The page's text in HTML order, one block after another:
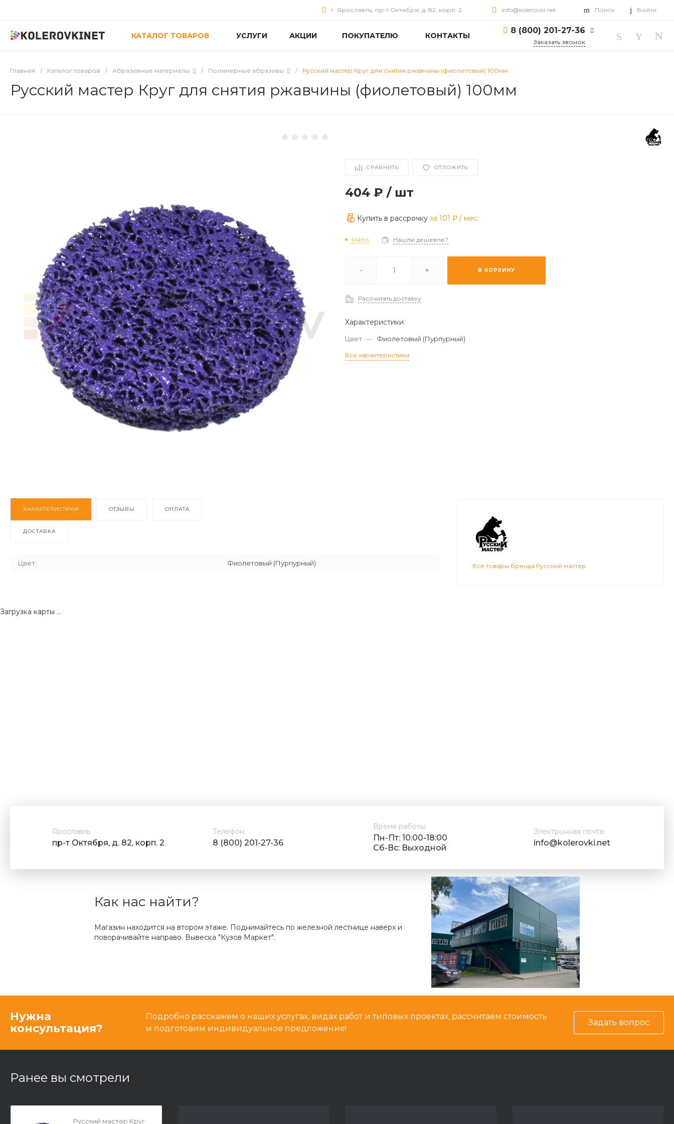
г. Ярославль, пр-т Октября, д. 82, корп. 2 info@kolerovki.net Поиск Войти
КАТАЛОГ ТОВАРОВ УСЛУГИ АКЦИИ ПОКУПАТЕЛЮ КОНТАКТЫ
8 (800) 201-27-36
Пн-Пт: 10:00-18:00 Cб-
Вс: Выходной
Заказать звонок
Главная / Каталог товаров / Абразивные материалы / Полимерные абразивы / Русский мастер Круг для снятия ржавчины (фиолетовый) 100мм
Русский мастер Круг для снятия ржавчины (фиолетовый) 100мм
СРАВНИТЬ ОТЛОЖИТЬ
404 ₽ / шт
Купить в рассрочку за 101 ₽ / мес.
Мало Нашли дешевле?
- + В КОРЗИНУ
Рассчитать доставку
Характеристики
Цвет — Фиолетовый (Пурпурный)
Все характеристики
ХАРАКТЕРИСТИКИ ОТЗЫВЫ ОПЛАТА
ДОСТАВКА
Цвет Фиолетовый (Пурпурный) Все товары бренда Русский мастер
Загрузка карты ...
Ярославль
пр-т Октября, д. 82, корп. 2
Телефон:
8 (800) 201-27-36
Время работы:
Пн-Пт: 10:00-18:00
Cб-Вс: Выходной
Электронная почта:
info@kolerovki.net
Как нас найти?
Магазин находится на втором этаже. Поднимайтесь по железной лестнице наверх и
поворачивайте направо. Вывеска "Кузов Маркет".
Нужна
консультация?
Подробно расскажем о наших услугах, видах работ и типовых проектах, рассчитаем стоимость
и подготовим индивидуальное предложение!
Задать вопрос
Ранее вы смотрели
Русский мастер Круг